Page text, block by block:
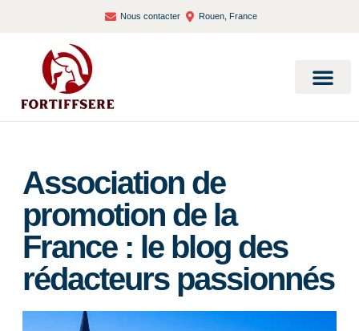
Nous contacter Rouen, France
Association de
promotion de la
France : le blog des
rédacteurs passionnés